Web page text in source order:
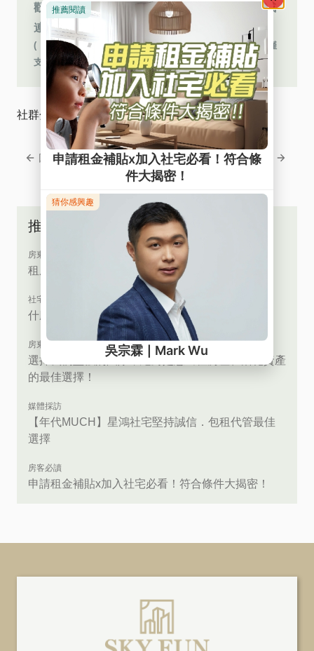
歡迎來電 0809-092-122
免費諮詢，或
連繫您的專員～期待您的來電
( ※免費客服網路電話︰若使用 Iphone 手機撥打，目前僅
支援 Safari 瀏覽器 )
社群分享
回上一頁 回下一頁
推薦文章
房東救星
租屋界的直球對決，究竟誰能笑到最後？
社宅vs包租代管
什麼是社會住宅? 社會住宅包含哪些?
房東救星
選擇我們堅強的團隊，絕對是您出租房產、活化資產
的最佳選擇！
媒體採訪
【年代MUCH】星鴻社宅堅持誠信．包租代管最佳
選擇
房客必讀
申請租金補貼x加入社宅必看！符合條件大揭密！